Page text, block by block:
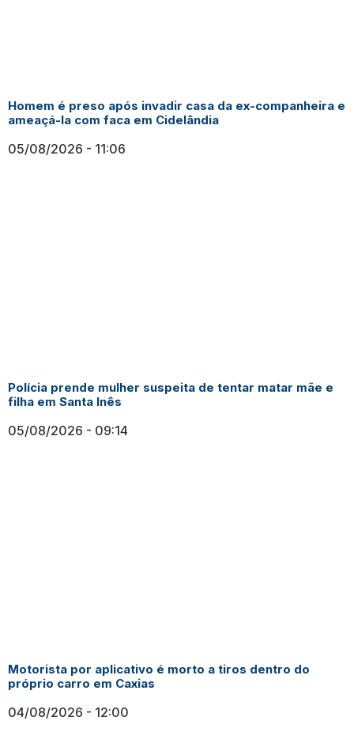
Homem é preso após invadir casa da ex-companheira e
ameaçá-la com faca em Cidelândia
05/08/2026 11:06
Polícia prende mulher suspeita de tentar matar mãe e
filha em Santa Inês
05/08/2026 09:14
Motorista por aplicativo é morto a tiros dentro do
próprio carro em Caxias
04/08/2026 12:00